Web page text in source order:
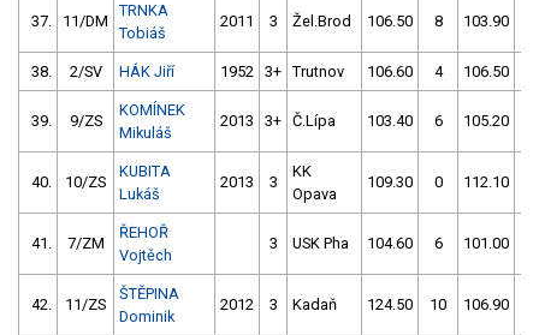
37. 11/DM
TRNKA
Tobiáš
2011 3 Žel.Brod 106.50 8 103.90
38. 2/SV HÁK Jiří 1952 3+ Trutnov 106.60 4 106.50
39. 9/ZS
KOMÍNEK
Mikuláš
2013 3+ Č.Lípa 103.40 6 105.20
40. 10/ZS
KUBITA
Lukáš
2013 3
KK
Opava
109.30 0 112.10
41. 7/ZM
ŘEHOŘ
Vojtěch
3 USK Pha 104.60 6 101.00
42. 11/ZS
ŠTĚPINA
Dominik
2012 3 Kadaň 124.50 10 106.90